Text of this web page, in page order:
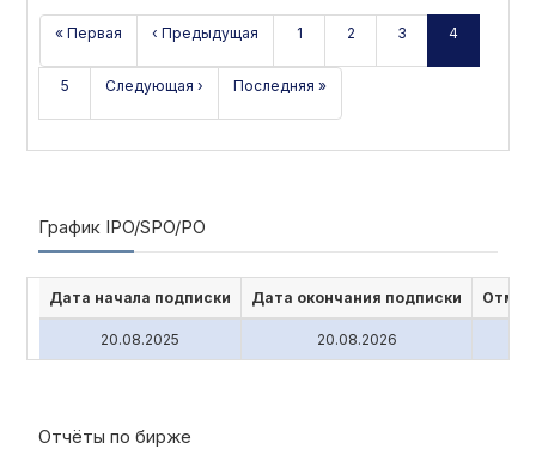
« Первая ‹ Предыдущая 1 2 3 4
5 Следующая › Последняя »
График IPO/SPO/PO
Дата начала подписки Дата окончания подписки
20.08.2025 20.08.2026
Отчёты по бирже